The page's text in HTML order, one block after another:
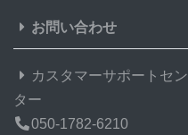
お問い合わせ
カスタマーサポートセン
ター
050-1782-6210